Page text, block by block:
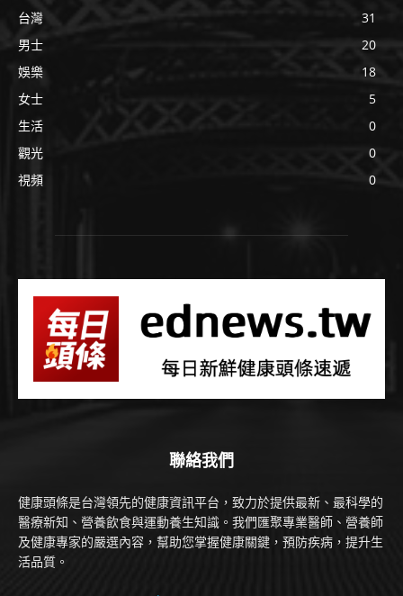
台灣
31
男士
20
娛樂
18
女士
5
生活
0
觀光
0
視頻
0
聯絡我們
健康頭條是台灣領先的健康資訊平台，致力於提供最新、最科學的
醫療新知、營養飲食與運動養生知識。我們匯聚專業醫師、營養師
及健康專家的嚴選內容，幫助您掌握健康關鍵，預防疾病，提升生
活品質。